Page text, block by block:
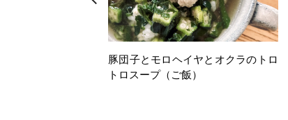
豚団子とモロヘイヤとオクラのトロ
トロスープ（ご飯）